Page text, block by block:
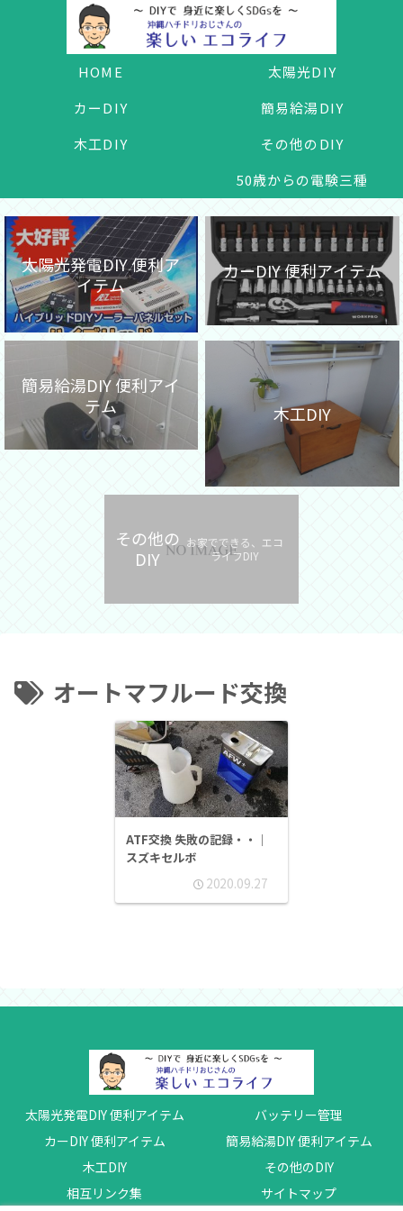
HOME
太陽光DIY
カーDIY
簡易給湯DIY
木工DIY
その他のDIY
50歳からの電験三種
太陽光発電DIY 便利ア
イテム
カーDIY 便利アイテム
簡易給湯DIY 便利アイ
テム
木工DIY
その他の
DIY
お家でできる、エコ
ライフDIY
オートマフルード交換
ATF交換 失敗の記録・・｜
スズキセルボ
2020.09.27
太陽光発電DIY 便利アイテム
バッテリー管理
カーDIY 便利アイテム
簡易給湯DIY 便利アイテム
木工DIY
その他のDIY
相互リンク集
サイトマップ